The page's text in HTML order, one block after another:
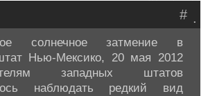
.
#
солнечное затмение в
Нью-Мексико, 20 мая 2012
западных штатов
наблюдать редкий вид